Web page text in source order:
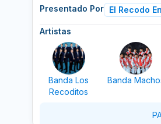
Presentado Por El Recodo
Artistas
Banda Los
Recoditos
Banda